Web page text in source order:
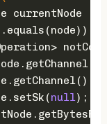
{
null);